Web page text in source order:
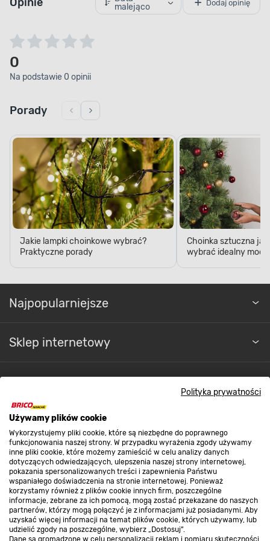
Polityka prywatności
Używamy plików cookie
Wykorzystujemy pliki cookie, które są niezbędne do poprawnego
funkcjonowania naszej strony. W przypadku wyrażenia zgody używamy
inne pliki cookie, które możemy zamieścić w celu analizy danych
dotyczących odwiedzających, ulepszenia naszej strony internetowej,
pokazania spersonalizowanych treści i zapewnienia Państwu
wspaniałego doświadczenia na stronie internetowej. Ponieważ
korzystamy również z plików cookie innych firm, poszczególne
informacje, zebrane za ich pomocą, mogą zostać przekazane do naszych
partnerów, którzy mogą połączyć je z informacjami już posiadanymi. Aby
uzyskać więcej informacji na temat plików cookie, których używamy, lub
udzielić zgody na poszczególne, wybierz „Dostosuj”.
Dane są gromadzone w celu personalizacji reklam i pomiaru skuteczności
0
Na podstawie 0 opinii
Jakie lampki choinkowe wybrać?
Praktyczne porady
Choinka sztuczna
wybrać idealny
Promocje
Nasze sklepy
O nas
Kontakt do sklepu